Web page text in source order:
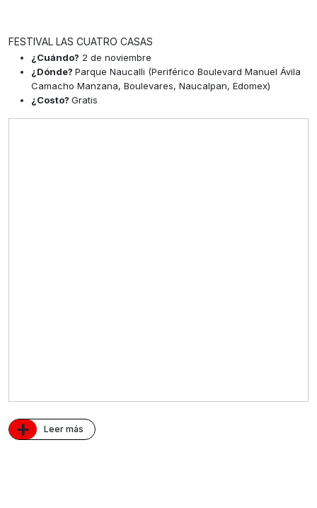
FESTIVAL LAS CUATRO CASAS
¿Cuándo? 2 de noviembre
¿Dónde? Parque Naucalli (Periférico Boulevard Manuel Ávila
Camacho Manzana, Boulevares, Naucalpan, Edomex)
¿Costo? Gratis
+ Leer más